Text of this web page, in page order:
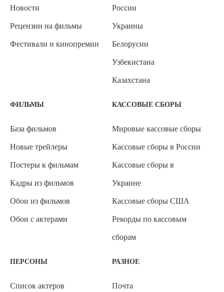
Новости
Рецензии на фильмы
Фестивали и кинопремии
России
Украины
Белорусии
Узбекистана
Казахстана
ФИЛЬМЫ
База фильмов
Новые трейлеры
Постеры к фильмам
Кадры из фильмов
Обои из фильмов
Обои с актерами
КАССОВЫЕ СБОРЫ
Мировые кассовые сборы
Кассовые сборы в России
Кассовые сборы в
Украине
Кассовые сборы США
Рекорды по кассовым
сборам
ПЕРСОНЫ
Список актеров
РАЗНОЕ
Почта